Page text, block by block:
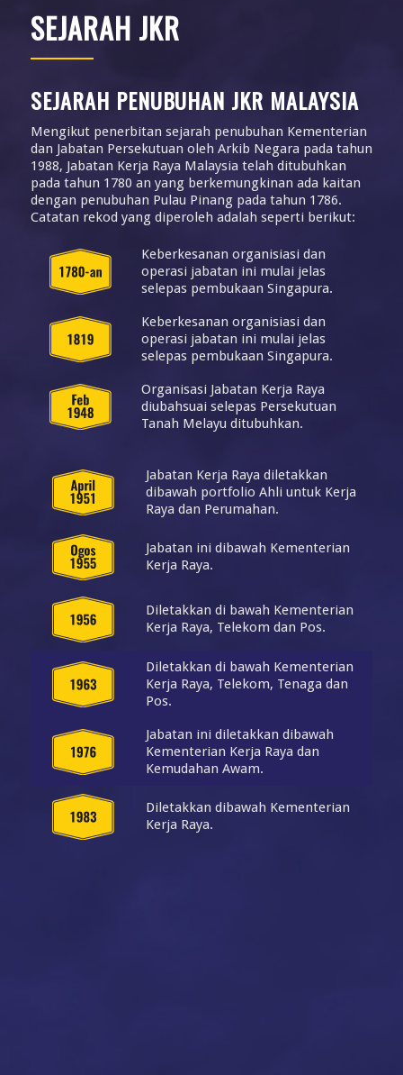
SEJARAH JKR
SEJARAH PENUBUHAN JKR MALAYSIA
Mengikut penerbitan sejarah penubuhan Kementerian
dan Jabatan Persekutuan oleh Arkib Negara pada tahun
1988, Jabatan Kerja Raya Malaysia telah ditubuhkan
pada tahun 1780 an yang berkemungkinan ada kaitan
dengan penubuhan Pulau Pinang pada tahun 1786.
Catatan rekod yang diperoleh adalah seperti berikut:
Keberkesanan organisiasi dan
operasi jabatan ini mulai jelas
selepas pembukaan Singapura.
Keberkesanan organisiasi dan
operasi jabatan ini mulai jelas
selepas pembukaan Singapura.
Organisasi Jabatan Kerja Raya
diubahsuai selepas Persekutuan
Tanah Melayu ditubuhkan.
Jabatan Kerja Raya diletakkan
dibawah portfolio Ahli untuk Kerja
Raya dan Perumahan.
Jabatan ini dibawah Kementerian
Kerja Raya.
Diletakkan di bawah Kementerian
Kerja Raya, Telekom dan Pos.
Diletakkan di bawah Kementerian
Kerja Raya, Telekom, Tenaga dan
Pos.
Jabatan ini diletakkan dibawah
Kementerian Kerja Raya dan
Kemudahan Awam.
Diletakkan dibawah Kementerian
Kerja Raya.